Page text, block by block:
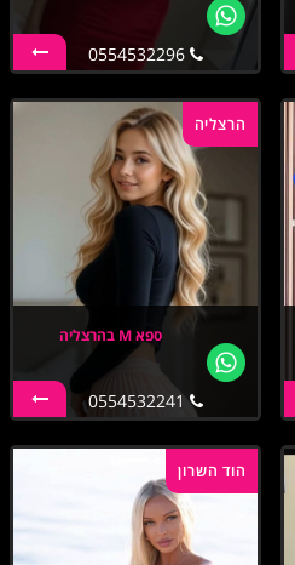
0554532296
הרצליה
ספא M בהרצליה
0554532241
הוד השרון